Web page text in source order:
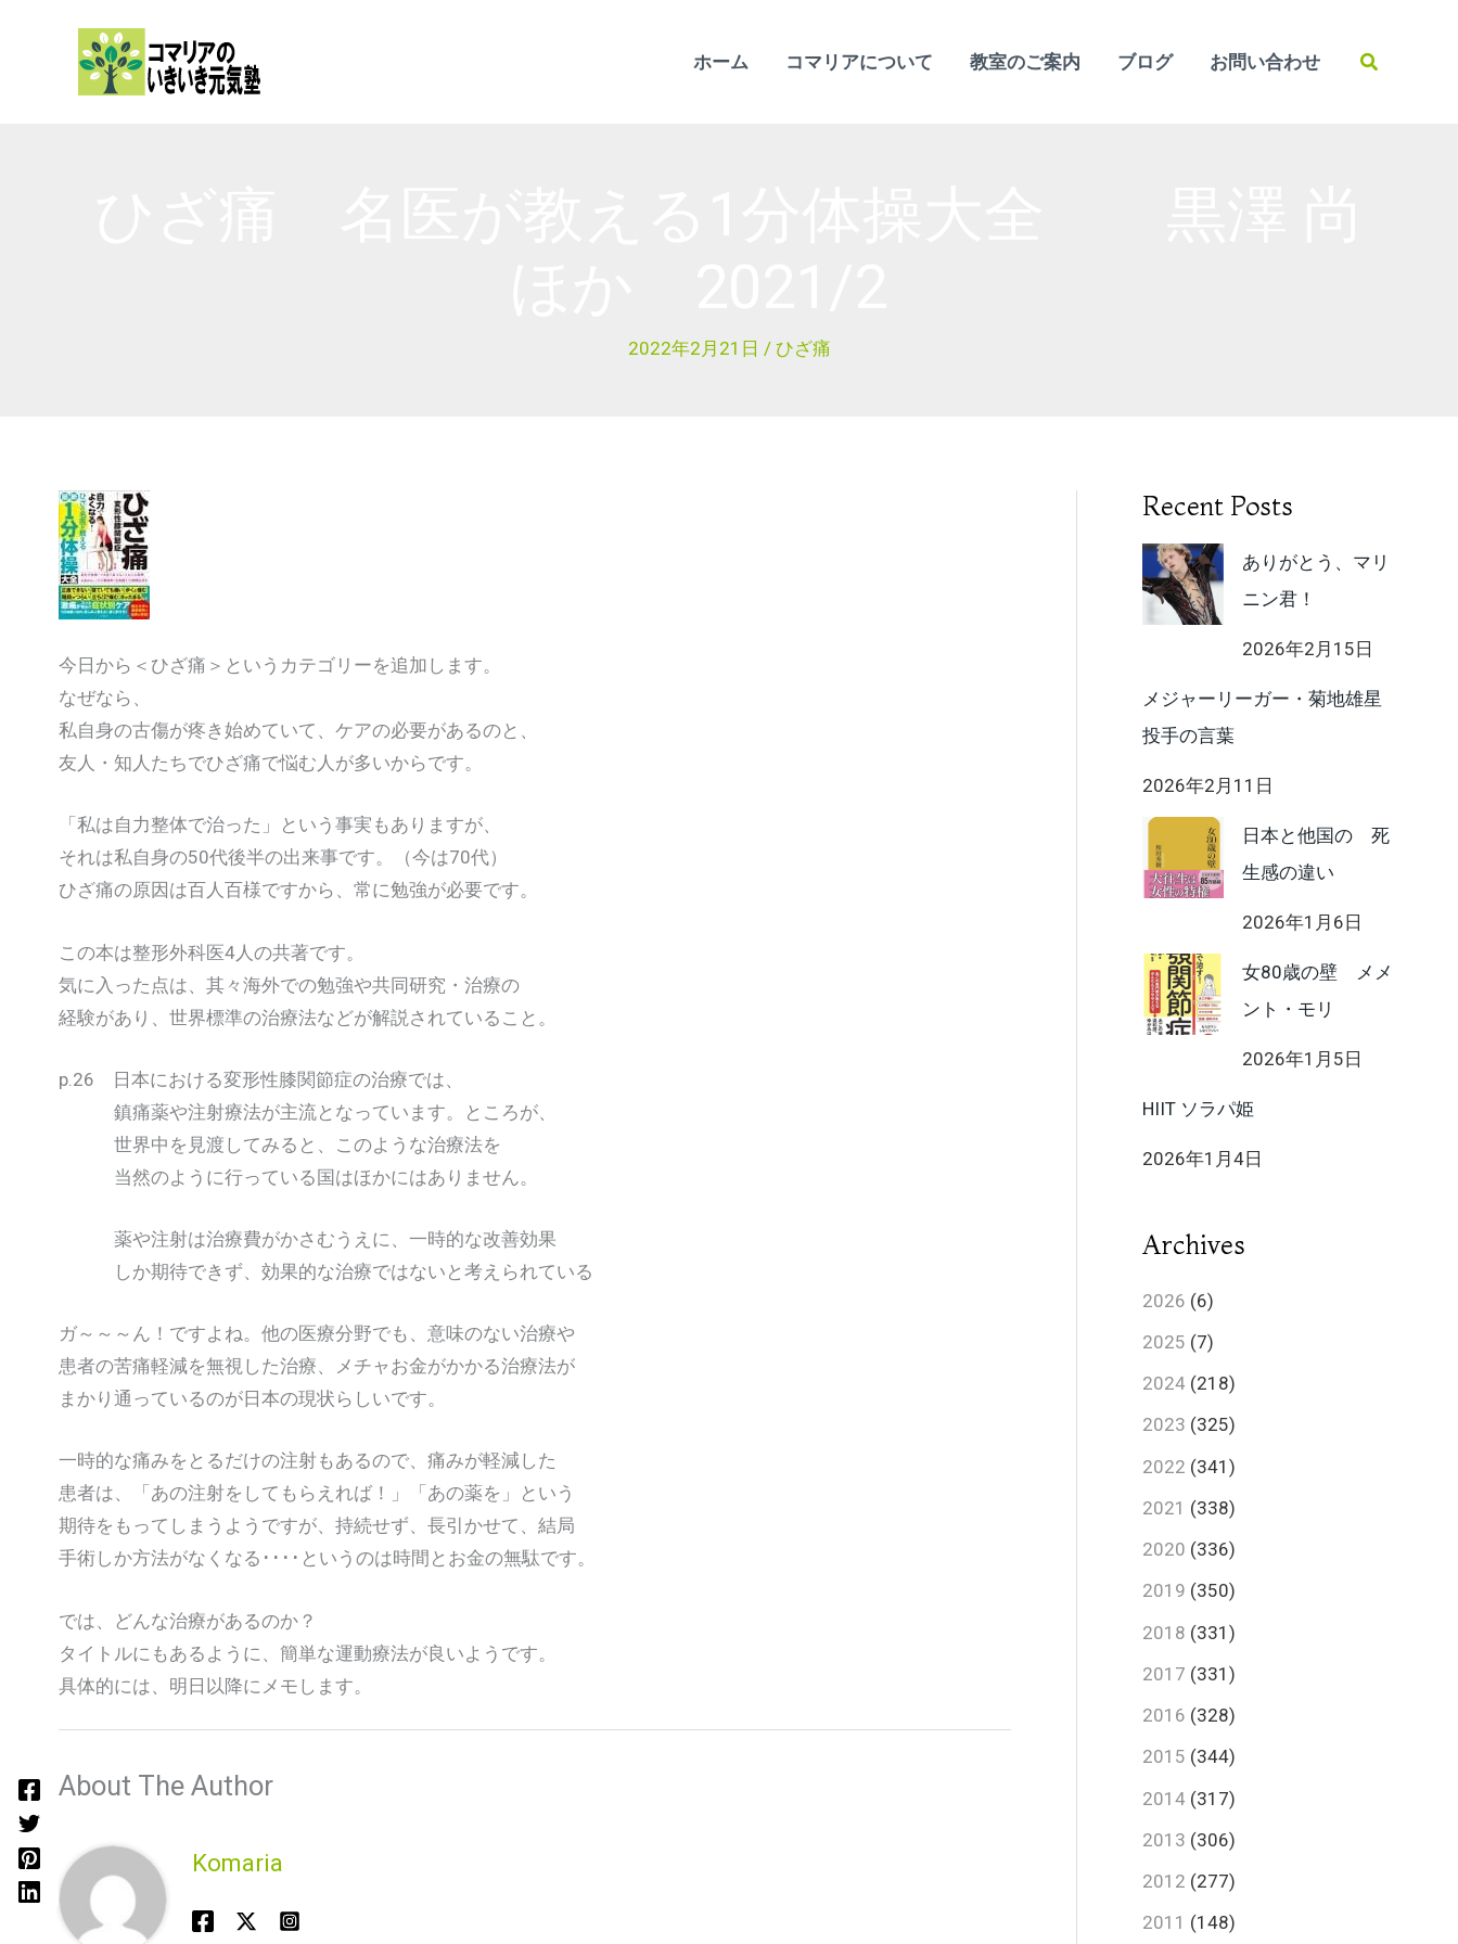
ホーム コマリアについて 教室のご案内 ブログ お問い合わせ
検
2022年2月21日 / ひざ痛
今日から＜ひざ痛＞というカテゴリーを追加します。
なぜなら、
私自身の古傷が疼き始めていて、ケアの必要があるのと、
友人・知人たちでひざ痛で悩む人が多いからです。
「私は自力整体で治った」という事実もありますが、
それは私自身の50代後半の出来事です。（今は70代）
ひざ痛の原因は百人百様ですから、常に勉強が必要です。
この本は整形外科医4人の共著です。
気に入った点は、其々海外での勉強や共同研究・治療の
経験があり、世界標準の治療法などが解説されていること。
p.26 日本における変形性膝関節症の治療では、
鎮痛薬や注射療法が主流となっています。ところが、
世界中を見渡してみると、このような治療法を
当然のように行っている国はほかにはありません。
薬や注射は治療費がかさむうえに、一時的な改善効果
しか期待できず、効果的な治療ではないと考えられている
ガ～～～ん！ですよね。他の医療分野でも、意味のない治療や
患者の苦痛軽減を無視した治療、メチャお金がかかる治療法が
まかり通っているのが日本の現状らしいです。
一時的な痛みをとるだけの注射もあるので、痛みが軽減した
患者は、「あの注射をしてもらえれば！」「あの薬を」という
期待をもってしまうようですが、持続せず、長引かせて、結局
手術しか方法がなくなる････というのは時間とお金の無駄です。
では、どんな治療があるのか？
タイトルにもあるように、簡単な運動療法が良いようです。
具体的には、明日以降にメモします。
About The Author
Komaria
Recent Posts
ありがとう、マリ
ニン君！
2026年2月15日
メジャーリーガー・菊地雄星
投手の言葉
2026年2月11日
日本と他国の 死
生感の違い
2026年1月6日
女80歳の壁 メメ
ント・モリ
2026年1月5日
HIIT ソラパ姫
2026年1月4日
Archives
2026 (6)
2025 (7)
2024 (218)
2023 (325)
2022 (341)
2021 (338)
2020 (336)
2019 (350)
2018 (331)
2017 (331)
2016 (328)
2015 (344)
2014 (317)
2013 (306)
2012 (277)
2011 (148)